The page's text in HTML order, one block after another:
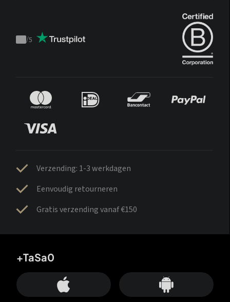
Trustpilot
/5
Verzending: 1-3 werkdagen
Eenvoudig retourneren
Gratis verzending vanaf €150
+TaSa0